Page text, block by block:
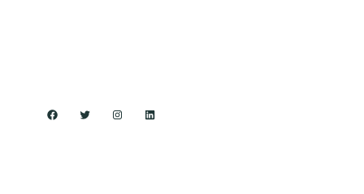
Facebook
TwitterInstagram
LinkedIn